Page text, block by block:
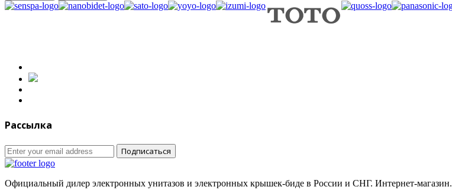
Рассылка
Подписаться
Официальный дилер электронных унитазов и электронных крышек-биде в России и СНГ. Интернет-магазин.